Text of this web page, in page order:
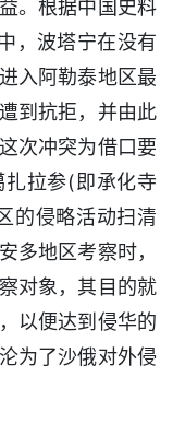
。根据中国史料
，波塔宁在没有
入阿勒泰地区最
到抗拒，并由此
次冲突为借口要
拉参(即承化寺
的侵略活动扫清
多地区考察时，
对象，其目的就
以便达到侵华的
为了沙俄对外侵